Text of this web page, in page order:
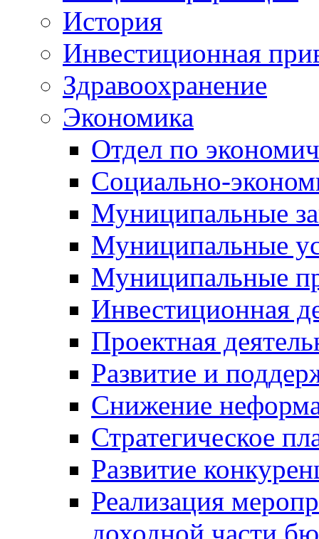
История
Инвестиционная
Здравоохранение
Экономика
Отдел по
Социально-
Муниципальные
Муниципальные
Муниципальные
Инвестиционная
Проектная
Развитие и
Снижение
Стратегическое
Развитие
Реализация